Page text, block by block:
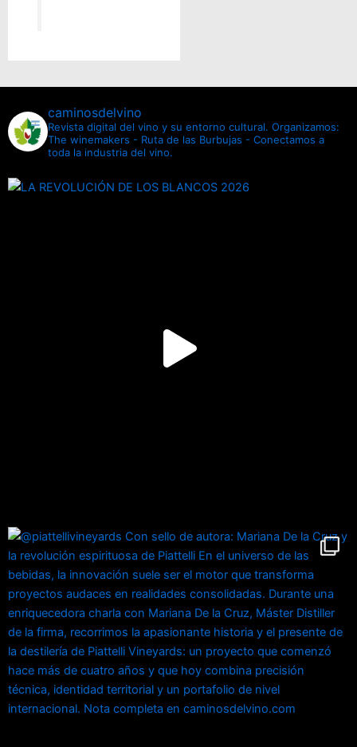
caminosdelvino
Revista digital del vino y su entorno cultural. Organizamos:
The winemakers - Ruta de las Burbujas - Conectamos a
toda la industria del vino.